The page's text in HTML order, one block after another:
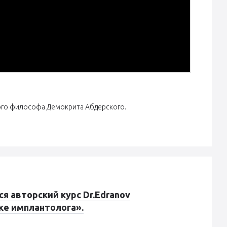
философа Демокрита Абдерского.
авторский курс Dr.Edranov
имплантолога».